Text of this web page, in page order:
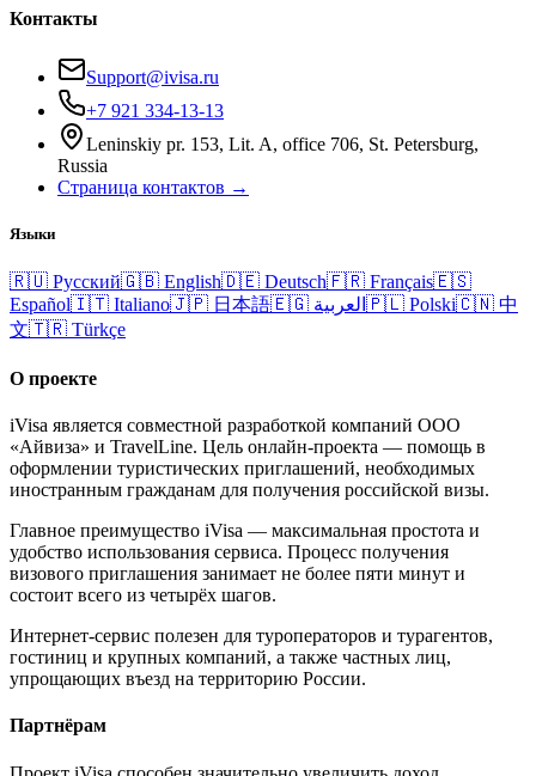
Контакты
Support@ivisa.ru
+7 921 334-13-13
Leninskiy pr. 153, Lit. A, office 706, St. Petersburg,
Russia
Страница контактов →
Языки
🇷🇺 Русский🇬🇧 English🇩🇪 Deutsch🇫🇷 Français🇪🇸
Español🇮🇹 Italiano🇯🇵 日本語🇪🇬 العربية 🇵🇱 Polski🇨🇳 中
文🇹🇷 Türkçe
О проекте
iVisa является совместной разработкой компаний ООО
«Айвиза» и TravelLine. Цель онлайн-проекта — помощь в
оформлении туристических приглашений, необходимых
иностранным гражданам для получения российской визы.
Главное преимущество iVisa — максимальная простота и
удобство использования сервиса. Процесс получения
визового приглашения занимает не более пяти минут и
состоит всего из четырёх шагов.
Интернет-сервис полезен для туроператоров и турагентов,
гостиниц и крупных компаний, а также частных лиц,
упрощающих въезд на территорию России.
Партнёрам